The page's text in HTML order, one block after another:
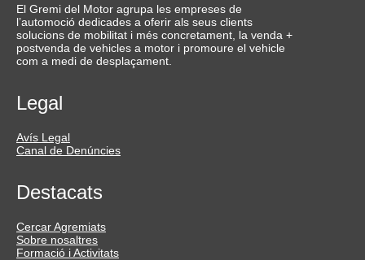
El Gremi del Motor agrupa les empreses de
l’automoció dedicades a oferir als seus clients
solucions de mobilitat i més concretament, la venda +
postvenda de vehicles a motor i promoure el vehicle
com a medi de desplaçament.
Legal
Avís Legal
Canal de Denúncies
Destacats
Cercar Agremiats
Sobre nosaltres
Formació i Activitats